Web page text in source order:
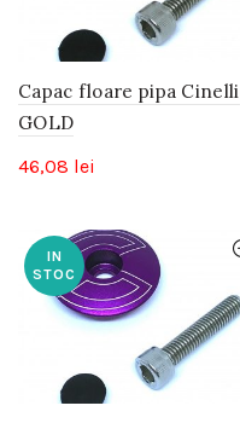
Capac floare pipa Cinelli
GOLD
46,08 lei
IN
STOC